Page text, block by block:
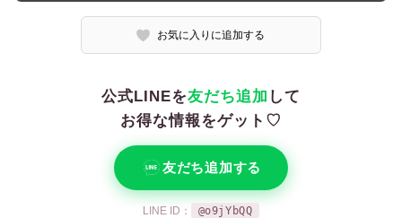
お気に入りに追加する
公式LINEを友だち追加 して
お得な情報をゲット♡
友だち追加する
LINE ID： @o9jYbQQ